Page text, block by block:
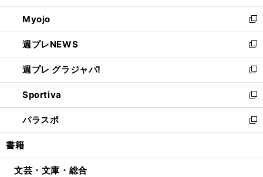
開
く
ウ
で
開
く
ン
ド
ウ
で
開
く
ウ
ィ
ン
ド
ウ
で
開
く
Myojo
新
し
い
ウ
ィ
ン
ド
ウ
で
開
週プレNEWS
新
し
い
ウ
ィ
ン
ド
ウ
開
週プレ グラジャパ!
新
し
い
ウ
ィ
ン
ウ
Sportiva
新
し
い
ウ
ン
パラスポ
新
し
ウ
書籍
文芸・文庫・総合